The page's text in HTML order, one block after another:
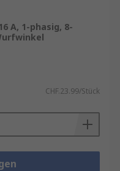
A, 1-phasig, 8-
CHF.23.99/Stück